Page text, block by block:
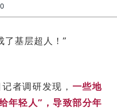
了基层超人！”
者调研发现， 一些地
年轻人”，导致部分年